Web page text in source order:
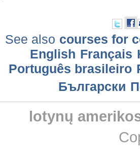
See also courses for
English Français
Português brasileiro
Български
lotynų